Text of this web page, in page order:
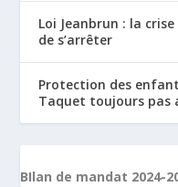
Loi Jeanbrun : la
de s’arrêter
Protection des
Taquet toujours pas
BIlan de mandat 2024-